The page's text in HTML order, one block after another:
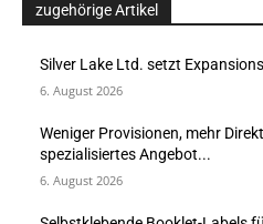
zugehörige Artikel
Silver Lake Ltd. setzt
6. August 2026
Weniger Provisionen, mehr
spezialisiertes Angebot...
6. August 2026